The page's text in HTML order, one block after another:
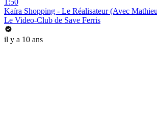
1:50
Kaïra Shopping - Le Réalisateur (Avec
Le Video-Club de Save Ferris
il y a 10 ans